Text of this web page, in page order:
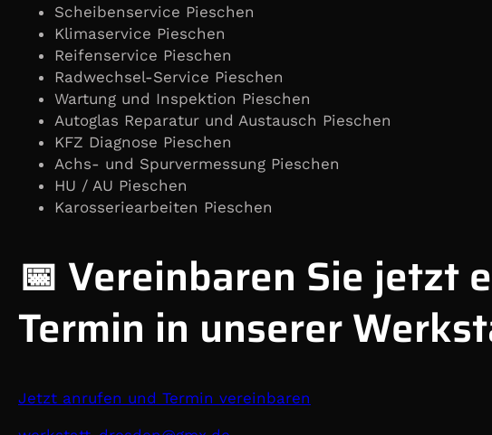
Scheibenservice Pieschen
Klimaservice Pieschen
Reifenservice Pieschen
Radwechsel-Service Pieschen
Wartung und Inspektion Pieschen
Autoglas Reparatur und Austausch Pieschen
KFZ Diagnose Pieschen
Achs- und Spurvermessung Pieschen
HU / AU Pieschen
Karosseriearbeiten Pieschen
📅 Vereinbaren Sie jetzt
Termin in unserer
Jetzt anrufen und Termin vereinbaren